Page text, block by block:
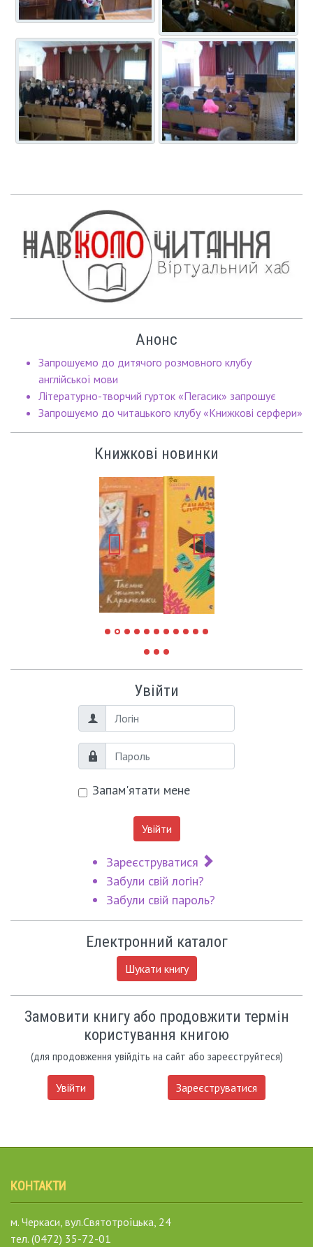
Анонс
Запрошуємо до дитячого розмовного клубу
англійської мови
Літературно-творчий гурток «Пегасик» запрошує
Запрошуємо до читацького клубу «Книжкові серфери»
Книжкові новинки
Увійти
Логін
Пароль
Запам'ятати мене
Увійти
Зареєструватися
Забули свій логін?
Забули свій пароль?
Електронний каталог
Шукати книгу
Замовити книгу або продовжити термін
користування книгою
(для продовження увійдіть на сайт або зареєструйтеся)
Увійти Зареєструватися
КОНТАКТИ
м. Черкаси, вул.Святотроїцька, 24
тел. (0472) 35-72-01